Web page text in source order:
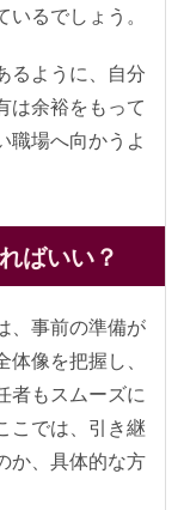
るでしょう。
るように、自分
は余裕をもって
職場へ向かうよ
ばいい？
、事前の準備が
像を把握し、
者もスムーズに
こでは、引き継
か、具体的な方